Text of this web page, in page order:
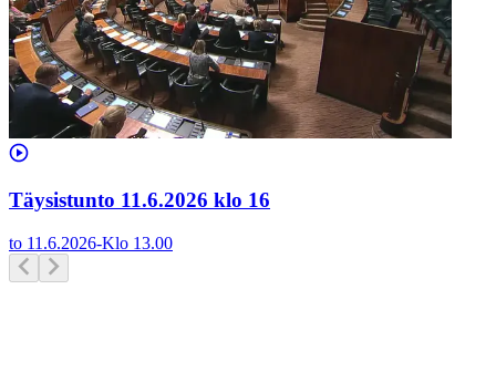
Täysistunto 11.6.2026 klo 16
to 11.6.2026-Klo 13.00